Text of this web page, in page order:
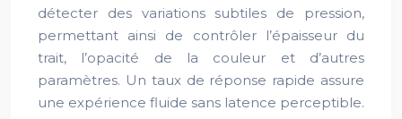
détecter des variations subtiles de pression,
permettant ainsi de contrôler l’épaisseur du
trait, l’opacité de la couleur et d’autres
paramètres. Un taux de réponse rapide assure
une expérience fluide sans latence perceptible.